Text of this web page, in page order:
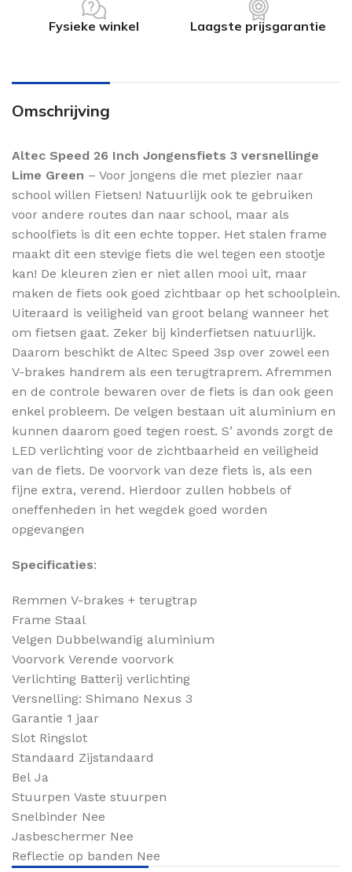
Fysieke winkel Laagste prijsgarantie
Omschrijving
Altec Speed 26 Inch Jongensfiets 3 versnellinge
Lime Green – Voor jongens die met plezier naar
school willen Fietsen! Natuurlijk ook te gebruiken
voor andere routes dan naar school, maar als
schoolfiets is dit een echte topper. Het stalen frame
maakt dit een stevige fiets die wel tegen een stootje
kan! De kleuren zien er niet allen mooi uit, maar
maken de fiets ook goed zichtbaar op het schoolplein.
Uiteraard is veiligheid van groot belang wanneer het
om fietsen gaat. Zeker bij kinderfietsen natuurlijk.
Daarom beschikt de Altec Speed 3sp over zowel een
V-brakes handrem als een terugtraprem. Afremmen
en de controle bewaren over de fiets is dan ook geen
enkel probleem. De velgen bestaan uit aluminium en
kunnen daarom goed tegen roest. S’ avonds zorgt de
LED verlichting voor de zichtbaarheid en veiligheid
van de fiets. De voorvork van deze fiets is, als een
fijne extra, verend. Hierdoor zullen hobbels of
oneffenheden in het wegdek goed worden
opgevangen
Specificaties:
Remmen V-brakes + terugtrap
Frame Staal
Velgen Dubbelwandig aluminium
Voorvork Verende voorvork
Verlichting Batterij verlichting
Versnelling: Shimano Nexus 3
Garantie 1 jaar
Slot Ringslot
Standaard Zijstandaard
Bel Ja
Stuurpen Vaste stuurpen
Snelbinder Nee
Jasbeschermer Nee
Reflectie op banden Nee